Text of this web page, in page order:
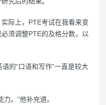
际上，PTE考试在我看来变
须调整PTE的及格分数，以
的“口语和写作”一直是较大
。”他补充道。